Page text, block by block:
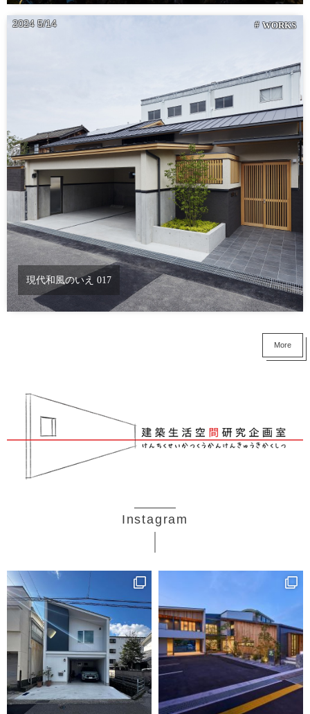
現代和風のいえ 017
2024 5 14 WORKS
More
Instagram